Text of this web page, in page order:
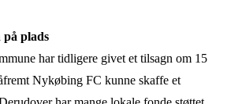
plads
har tidligere givet et tilsagn om 15
Nykøbing FC kunne skaffe et